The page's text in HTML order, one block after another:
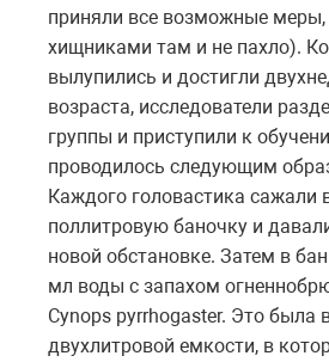
приняли все возможные
хищниками там и не пахло).
вылупились и достигли
возраста, исследователи
группы и приступили к
проводилось следующим
Каждого головастика сажали
поллитровую баночку и
новой обстановке. Затем в
мл воды с запахом
Cynops pyrrhogaster. Это была
двухлитровой емкости, в